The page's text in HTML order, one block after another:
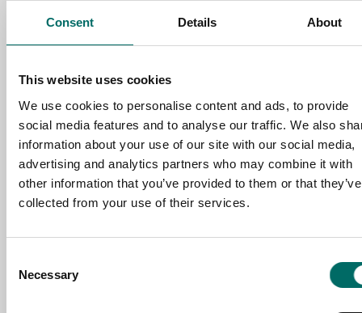
Consent Details About
This website uses cookies
We use cookies to personalise content and ads, to provide
social media features and to analyse our traffic. We also
information about your use of our site with our social media,
advertising and analytics partners who may combine it with
other information that you’ve provided to them or that they’ve
collected from your use of their services.
Selection
Necessary
EMAIL
MESSAGE (written in english)